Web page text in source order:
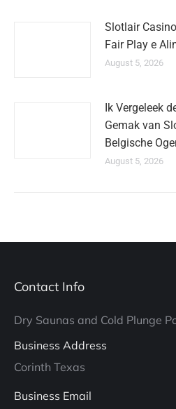
Slotlair
Fair Play e
August 5, 2026
Ik Vergeleek
Gemak van
Belgische
August 5, 2026
Contact Info
Dry Saunas and Cold Plunge
Business Address
Corinth Texas
Business Email